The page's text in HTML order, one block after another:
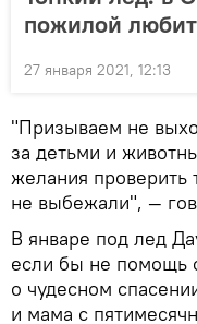
пожилой
27 января 2021, 12:13
"Призываем не
за детьми и
желания проверить
не выбежали", —
В январе под лед
если бы не помощь
о чудесном
и мама с